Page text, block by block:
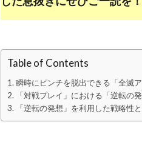
Table of Contents
瞬時にピンチを脱出できる「全滅ア
「対戦プレイ」における「逆転の発
「逆転の発想」を利用した戦略性